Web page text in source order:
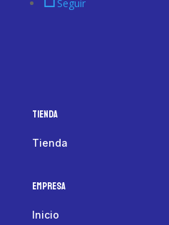
Seguir
Tienda
Tienda
Empresa
Inicio